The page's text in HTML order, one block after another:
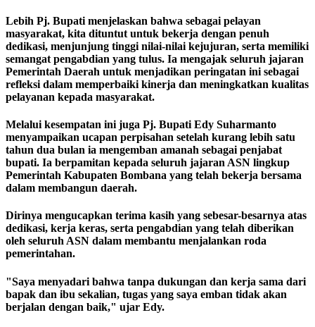
Lebih Pj. Bupati menjelaskan bahwa sebagai pelayan
masyarakat, kita dituntut untuk bekerja dengan penuh
dedikasi, menjunjung tinggi nilai-nilai kejujuran, serta memiliki
semangat pengabdian yang tulus. Ia mengajak seluruh jajaran
Pemerintah Daerah untuk menjadikan peringatan ini sebagai
refleksi dalam memperbaiki kinerja dan meningkatkan kualitas
pelayanan kepada masyarakat.
Melalui kesempatan ini juga Pj. Bupati Edy Suharmanto
menyampaikan ucapan perpisahan setelah kurang lebih satu
tahun dua bulan ia mengemban amanah sebagai penjabat
bupati. Ia berpamitan kepada seluruh jajaran ASN lingkup
Pemerintah Kabupaten Bombana yang telah bekerja bersama
dalam membangun daerah.
Dirinya mengucapkan terima kasih yang sebesar-besarnya atas
dedikasi, kerja keras, serta pengabdian yang telah diberikan
oleh seluruh ASN dalam membantu menjalankan roda
pemerintahan.
"Saya menyadari bahwa tanpa dukungan dan kerja sama dari
bapak dan ibu sekalian, tugas yang saya emban tidak akan
berjalan dengan baik," ujar Edy.